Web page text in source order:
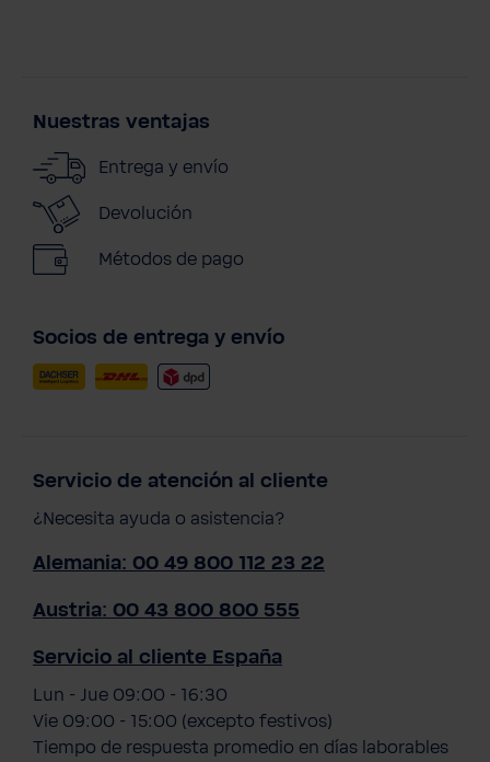
Nuestras ventajas
Entrega y envío
Devolución
Métodos de pago
Socios de entrega y envío
Servicio de atención al cliente
¿Necesita ayuda o asistencia?
Alemania: 00 49 800 112 23 22
Austria: 00 43 800 800 555
Servicio al cliente España
Lun - Jue 09:00 - 16:30
Vie 09:00 - 15:00 (excepto festivos)
Tiempo de respuesta promedio en días laborables